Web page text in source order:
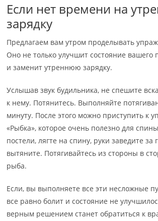
Если нет времени на
зарядку
Предлагаем вам утром проделывать
Оно не только улучшит состояние вашего
и заменит утреннюю зарядку.
Услышав звук будильника, не спешите
к нему. Потянитесь. Выполняйте
минуту. После этого можно приступить к
«Рыбка», которое очень полезно для
постели, лягте на спину, руки заведите за
вытяните. Потягивайтесь из стороны в
рыба.
Если, вы выполняете все эти несложные
все равно болит и состояние не
верным решением станет обратиться к